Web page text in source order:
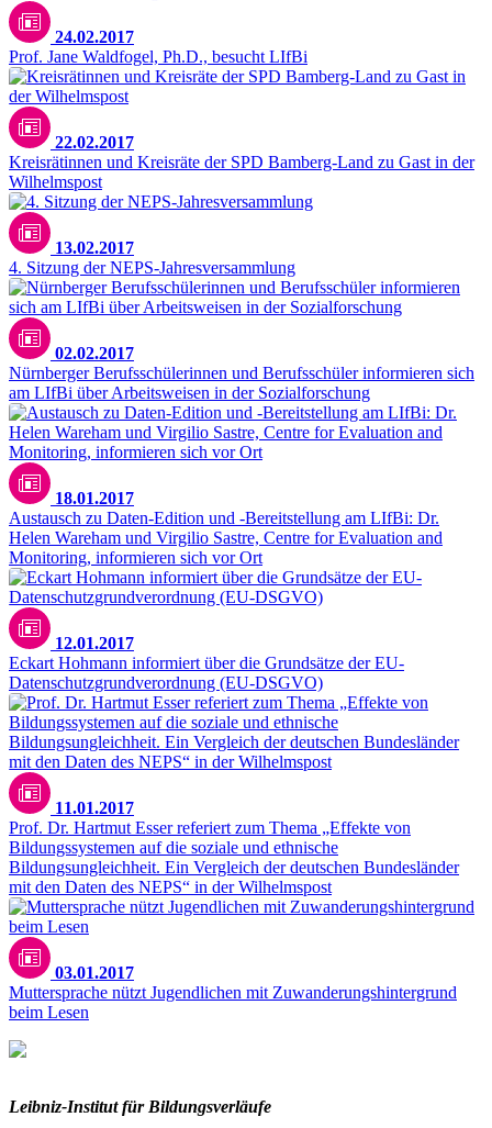
24.02.2017
Prof. Jane Waldfogel, Ph.D., besucht LIfBi
22.02.2017
Kreisrätinnen und Kreisräte der SPD Bamberg-Land zu Gast in der
Wilhelmspost
13.02.2017
4. Sitzung der NEPS-Jahresversammlung
02.02.2017
Nürnberger Berufsschülerinnen und Berufsschüler informieren sich
am LIfBi über Arbeitsweisen in der Sozialforschung
18.01.2017
Austausch zu Daten-Edition und -Bereitstellung am LIfBi: Dr.
Helen Wareham und Virgilio Sastre, Centre for Evaluation and
Monitoring, informieren sich vor Ort
12.01.2017
Eckart Hohmann informiert über die Grundsätze der EU-
Datenschutzgrundverordnung (EU-DSGVO)
11.01.2017
Prof. Dr. Hartmut Esser referiert zum Thema „Effekte von
Bildungssystemen auf die soziale und ethnische
Bildungsungleichheit. Ein Vergleich der deutschen Bundesländer
mit den Daten des NEPS“ in der Wilhelmspost
03.01.2017
Muttersprache nützt Jugendlichen mit Zuwanderungshintergrund
beim Lesen
Leibniz-Institut für Bildungsverläufe